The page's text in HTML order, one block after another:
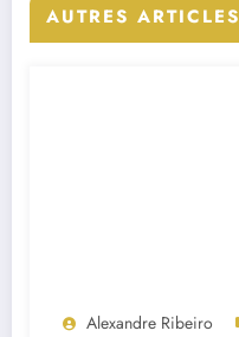
AUTRES ARTICLES
Alexandre Ribeiro